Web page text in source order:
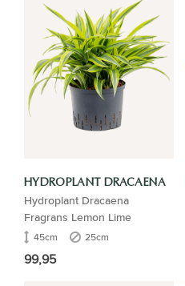
HYDROPLANT DRACAENA
Hydroplant Dracaena
Fragrans Lemon Lime
45cm 25cm
99,95